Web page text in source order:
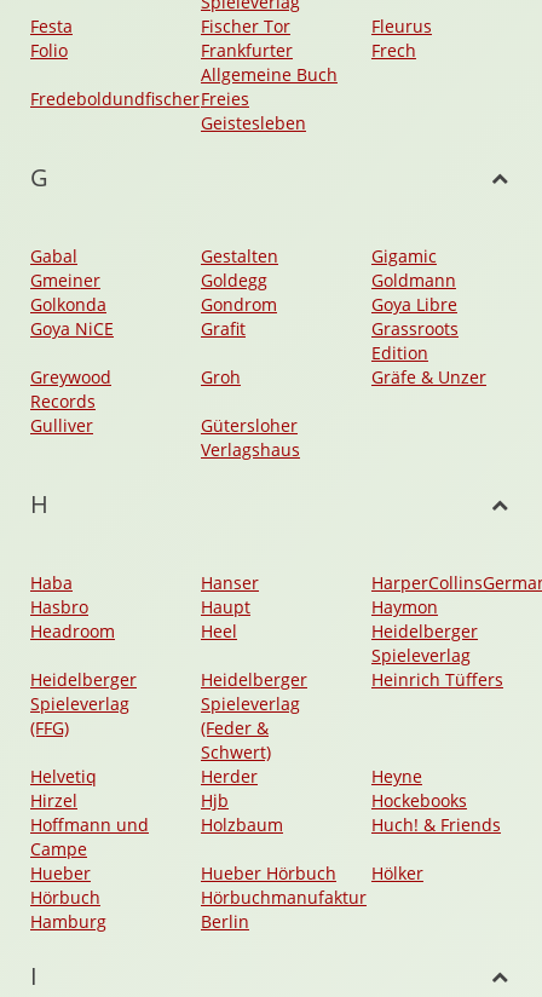
Festa
Fischer Tor
Fleurus
Folio
Frankfurter
Allgemeine Buch
Frech
FredeboldundfischerFreies
Geistesleben
G
Gabal Gestalten
Gigamic
Gmeiner
Goldegg
Goldmann
Golkonda
Gondrom
Goya Libre
Goya NiCE
Grafit
Grassroots
Edition
Greywood
Records
Groh Gräfe & Unzer
Gulliver
Gütersloher
Verlagshaus
H
Haba Hanser
Hasbro
Haupt
Haymon
Headroom
Heel
Heidelberger
Spieleverlag
Heidelberger
Spieleverlag
(FFG)
Heidelberger
Spieleverlag
(Feder &
Schwert)
Heinrich Tüffers
Helvetiq Herder
Heyne
Hirzel
Hjb
Hockebooks
Hoffmann und
Campe
Holzbaum Huch! & Friends
Hueber Hueber Hörbuch
Hölker
Hörbuch
Hamburg
Hörbuchmanufaktur
Berlin
I